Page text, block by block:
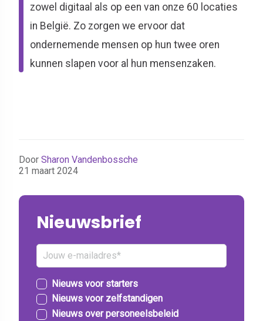
zowel digitaal als op een van onze 60 locaties
in België. Zo zorgen we ervoor dat
ondernemende mensen op hun twee oren
kunnen slapen voor al hun mensenzaken.
Door Sharon Vandenbossche
21 maart 2024
Nieuwsbrief
Nieuws voor starters
Nieuws voor zelfstandigen
Nieuws over personeelsbeleid